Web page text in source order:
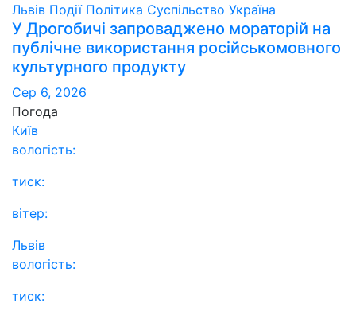
Львів Події Політика Суспільство Україна
У Дрогобичі запроваджено мораторій на
публічне використання російськомовного
культурного продукту
Сер 6, 2026
Погода
Київ
вологість:
тиск:
вітер:
Львів
вологість:
тиск: